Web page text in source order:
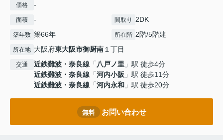
価格 -
面積 - 間取り 2DK
築年数 築66年 所在階 2階/5階建
所在地 大阪府東大阪市御厨南 １丁目
交通 近鉄難波・奈良線 「 八戸ノ里 」駅 徒歩4分
近鉄難波・奈良線 「河内小阪 」駅 徒歩11分
近鉄難波・奈良線 「河内永和 」駅 徒歩20分
無料 お問い合わせ